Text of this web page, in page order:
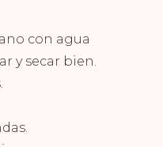
con agua
y secar bien.